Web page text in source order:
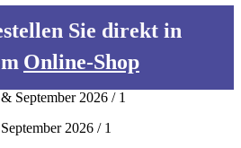
Sie direkt in
Online-Shop
2026 / 1